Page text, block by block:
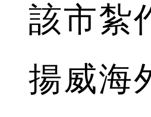
該市紮
揚威海